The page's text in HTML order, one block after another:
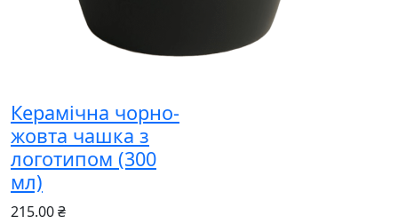
Керамічна чорно-
жовта чашка з
логотипом (300
мл)
215.00 ₴